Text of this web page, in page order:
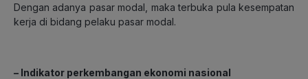
Dengan adanya pasar modal, maka terbuka pula kesempatan
kerja di bidang pelaku pasar modal.
– Indikator perkembangan ekonomi nasional